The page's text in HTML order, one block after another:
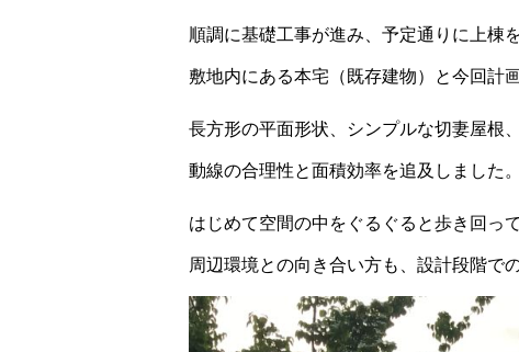
順調に基礎工事が進み、予定通りに上棟
敷地内にある本宅（既存建物）と今回計
長方形の平面形状、シンプルな切妻屋根
動線の合理性と面積効率を追及しました。
はじめて空間の中をぐるぐると歩き回っ
周辺環境との向き合い方も、設計段階で